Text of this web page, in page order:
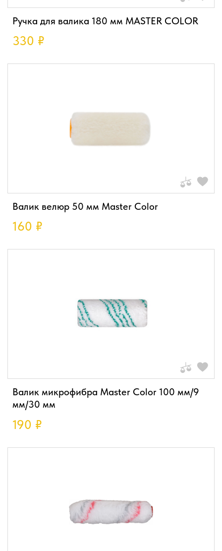
Ручка для валика 180 мм MASTER COLOR
330 ₽
Валик велюр 50 мм Master Color
160 ₽
Валик микрофибра Master Color 100 мм/9
мм/30 мм
190 ₽